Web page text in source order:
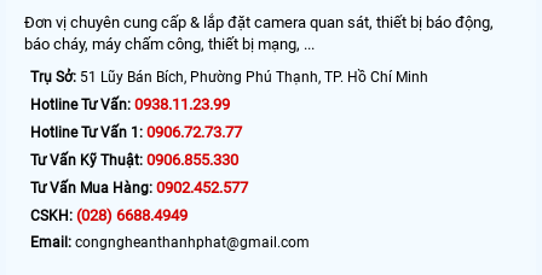
Đơn vị chuyên cung cấp & lắp đặt camera quan sát, thiết bị báo động,
báo cháy, máy chấm công, thiết bị mạng, ...
Trụ Sở: 51 Lũy Bán Bích, Phường Phú Thạnh, TP. Hồ Chí Minh
Hotline Tư Vấn: 0938.11.23.99
Hotline Tư Vấn 1: 0906.72.73.77
Tư Vấn Kỹ Thuật: 0906.855.330
Tư Vấn Mua Hàng: 0902.452.577
CSKH: (028) 6688.4949
Email: congngheanthanhphat@gmail.com